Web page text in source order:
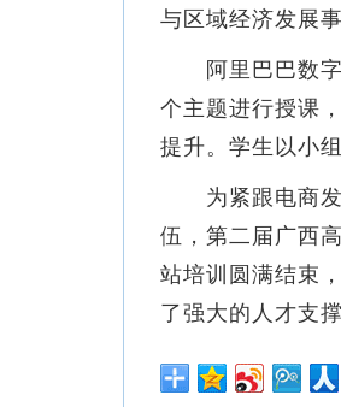
与区域经济发展
阿里巴巴数字
个主题进行授课
提升。学生以小
为紧跟电商发
伍，第二届广西
站培训圆满结束
了强大的人才支